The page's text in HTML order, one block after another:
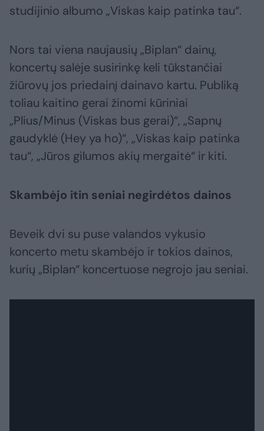
studijinio albumo „Viskas kaip patinka tau“.
Nors tai viena naujausių „Biplan“ dainų,
koncertų salėje susirinkę keli tūkstančiai
žiūrovų jos priedainį dainavo kartu. Publiką
toliau kaitino gerai žinomi kūriniai
„Plius/Minus (Viskas bus gerai)“, „Sapnų
gaudyklė (Hey ya ho)“, „Viskas kaip patinka
tau“, „Jūros gilumos akių mergaitė“ ir kiti.
Skambėjo itin seniai negirdėtos dainos
Beveik dvi su puse valandos vykusio
koncerto metu skambėjo ir tokios dainos,
kurių „Biplan“ koncertuose negrojo jau seniai.